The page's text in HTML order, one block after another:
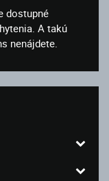
dostupné
A takú
nenájdete.